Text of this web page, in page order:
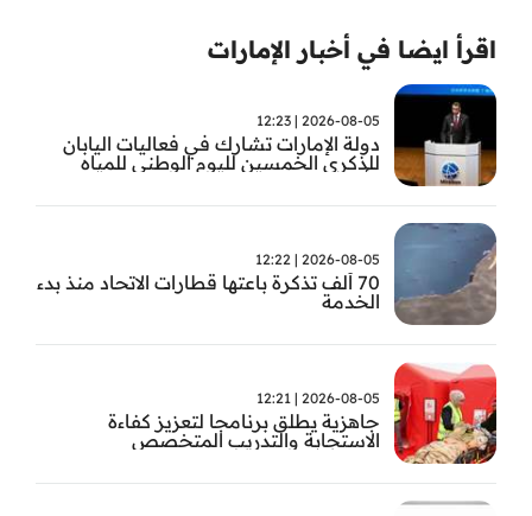
اقرأ ايضا في أخبار الإمارات
2026-08-05 | 12:23
دولة الإمارات تشارك في فعاليات اليابان
للذكرى الخمسين لليوم الوطني للمياه
2026-08-05 | 12:22
70 ألف تذكرة باعتها قطارات الاتحاد منذ بدء
الخدمة
2026-08-05 | 12:21
جاهزية يطلق برنامجا لتعزيز كفاءة
الاستجابة والتدريب المتخصص